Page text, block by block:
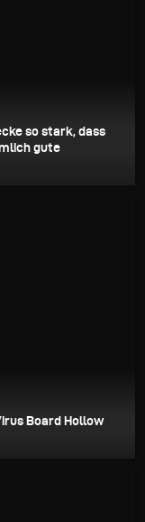
so stark, dass
gute
Board Hollow